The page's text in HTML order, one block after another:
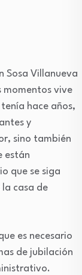
Sosa Villanueva
momentos vive
hace años,
y
sino también
están
que se siga
casa de
es necesario
de jubilación